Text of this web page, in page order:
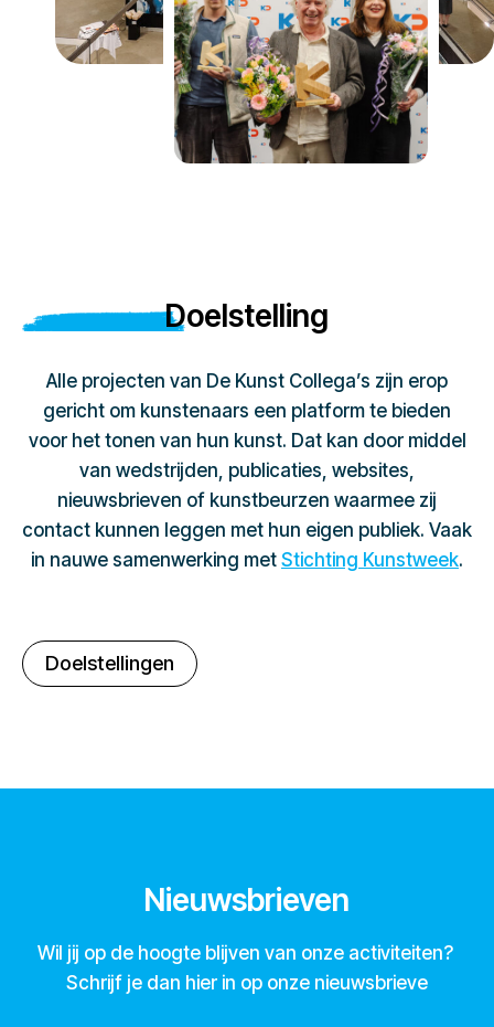
Doelstelling
Alle projecten van De Kunst Collega’s zijn erop
gericht om kunstenaars een platform te bieden
voor het tonen van hun kunst. Dat kan door middel
van wedstrijden, publicaties, websites,
nieuwsbrieven of kunstbeurzen waarmee zij
contact kunnen leggen met hun eigen publiek. Vaak
in nauwe samenwerking met Stichting Kunstweek.
Doelstellingen
Nieuwsbrieven
Wil jij op de hoogte blijven van onze activiteiten?
Schrijf je dan hier in op onze nieuwsbrieve